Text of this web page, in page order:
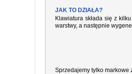
JAK TO DZIAŁA?
Klawiatura składa się z
warstwy, a następnie
Sprzedajemy tylko markowe